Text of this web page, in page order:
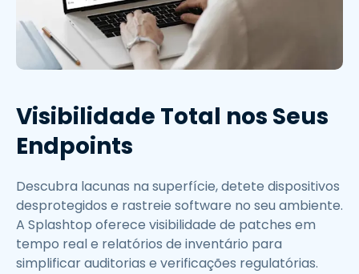
Visibilidade Total nos Seus
Endpoints
Descubra lacunas na superfície, detete dispositivos
desprotegidos e rastreie software no seu ambiente.
A Splashtop oferece visibilidade de patches em
tempo real e relatórios de inventário para
simplificar auditorias e verificações regulatórias.